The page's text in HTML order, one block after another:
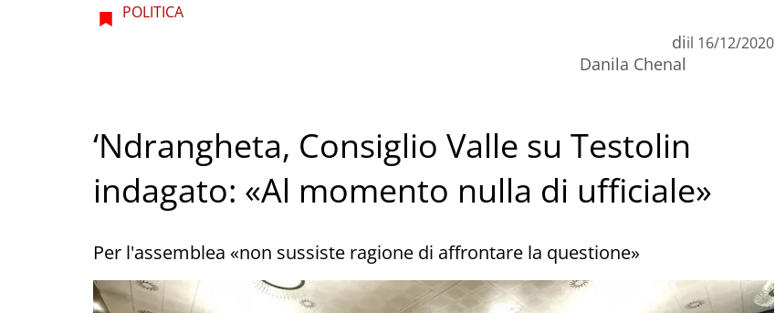
POLITICA
di
Danila Chenal
il 16/12/2020
‘Ndrangheta, Consiglio Valle su Testolin
indagato: «Al momento nulla di ufficiale»
Per l'assemblea «non sussiste ragione di affrontare la questione»